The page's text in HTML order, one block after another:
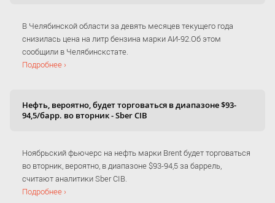
В Челябинской области за девять месяцев текущего года
снизилась цена на литр бензина марки АИ-92.Об этом
сообщили в Челябинскстате.
Подробнее ›
Нефть, вероятно, будет торговаться в диапазоне $93-
94,5/барр. во вторник - Sber CIB
Ноябрьский фьючерс на нефть марки Brent будет торговаться
во вторник, вероятно, в диапазоне $93-94,5 за баррель,
считают аналитики Sber CIB.
Подробнее ›